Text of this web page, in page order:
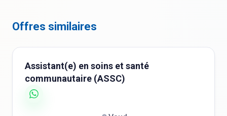
Offres similaires
Assistant(e) en soins et santé
communautaire (ASSC)